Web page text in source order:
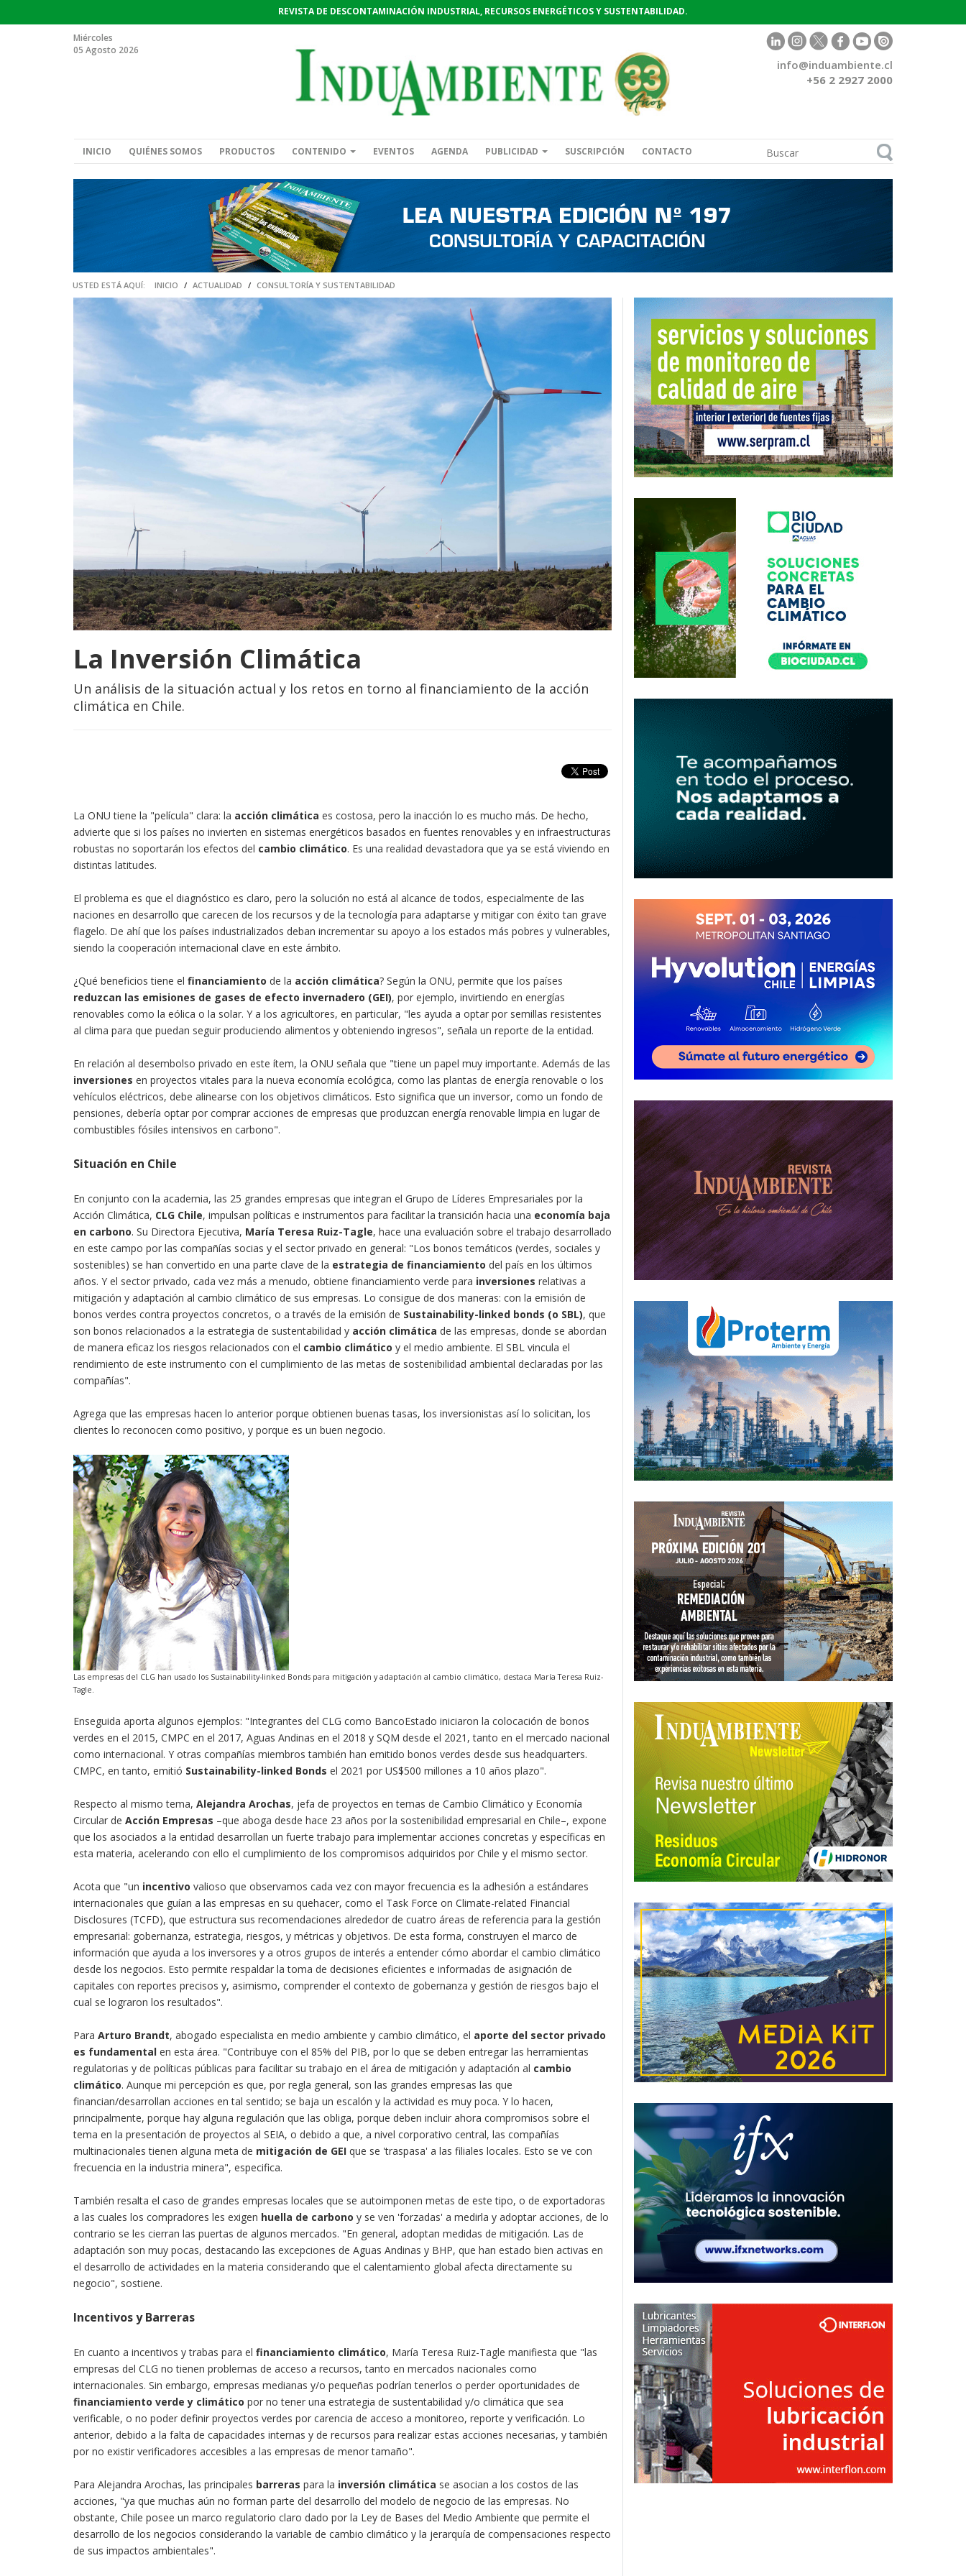
REVISTA DE DESCONTAMINACIÓN INDUSTRIAL, RECURSOS ENERGÉTICOS Y SUSTENTABILIDAD.
Miércoles
05 Agosto 2026
info@induambiente.cl
+56 2 2927 2000
INICIO QUIÉNES SOMOS PRODUCTOS CONTENIDO EVENTOS AGENDA PUBLICIDAD SUSCRIPCIÓN CONTACTO
USTED ESTÁ AQUÍ: INICIO / ACTUALIDAD / CONSULTORÍA Y SUSTENTABILIDAD
La Inversión Climática
Un análisis de la situación actual y los retos en torno al financiamiento de la acción
climática en Chile.
La ONU tiene la "película" clara: la acción climática es costosa, pero la inacción lo es mucho más. De hecho,
advierte que si los países no invierten en sistemas energéticos basados en fuentes renovables y en infraestructuras
robustas no soportarán los efectos del cambio climático. Es una realidad devastadora que ya se está viviendo en
distintas latitudes.
El problema es que el diagnóstico es claro, pero la solución no está al alcance de todos, especialmente de las
naciones en desarrollo que carecen de los recursos y de la tecnología para adaptarse y mitigar con éxito tan grave
flagelo. De ahí que los países industrializados deban incrementar su apoyo a los estados más pobres y vulnerables,
siendo la cooperación internacional clave en este ámbito.
¿Qué beneficios tiene el financiamiento de la acción climática? Según la ONU, permite que los países
reduzcan las emisiones de gases de efecto invernadero (GEI), por ejemplo, invirtiendo en energías
renovables como la eólica o la solar. Y a los agricultores, en particular, "les ayuda a optar por semillas resistentes
al clima para que puedan seguir produciendo alimentos y obteniendo ingresos", señala un reporte de la entidad.
En relación al desembolso privado en este ítem, la ONU señala que "tiene un papel muy importante. Además de las
inversiones en proyectos vitales para la nueva economía ecológica, como las plantas de energía renovable o los
vehículos eléctricos, debe alinearse con los objetivos climáticos. Esto significa que un inversor, como un fondo de
pensiones, debería optar por comprar acciones de empresas que produzcan energía renovable limpia en lugar de
combustibles fósiles intensivos en carbono".
Situación en Chile
En conjunto con la academia, las 25 grandes empresas que integran el Grupo de Líderes Empresariales por la
Acción Climática, CLG Chile, impulsan políticas e instrumentos para facilitar la transición hacia una economía baja
en carbono. Su Directora Ejecutiva, María Teresa Ruiz-Tagle, hace una evaluación sobre el trabajo desarrollado
en este campo por las compañías socias y el sector privado en general: "Los bonos temáticos (verdes, sociales y
sostenibles) se han convertido en una parte clave de la estrategia de financiamiento del país en los últimos
años. Y el sector privado, cada vez más a menudo, obtiene financiamiento verde para inversiones relativas a
mitigación y adaptación al cambio climático de sus empresas. Lo consigue de dos maneras: con la emisión de
bonos verdes contra proyectos concretos, o a través de la emisión de Sustainability-linked bonds (o SBL), que
son bonos relacionados a la estrategia de sustentabilidad y acción climática de las empresas, donde se abordan
de manera eficaz los riesgos relacionados con el cambio climático y el medio ambiente. El SBL vincula el
rendimiento de este instrumento con el cumplimiento de las metas de sostenibilidad ambiental declaradas por las
compañías".
Agrega que las empresas hacen lo anterior porque obtienen buenas tasas, los inversionistas así lo solicitan, los
clientes lo reconocen como positivo, y porque es un buen negocio.
Las empresas del CLG han usado los Sustainability-linked Bonds para mitigación y adaptación al cambio climático, destaca María Teresa Ruiz-
Tagle.
Enseguida aporta algunos ejemplos: "Integrantes del CLG como BancoEstado iniciaron la colocación de bonos
verdes en el 2015, CMPC en el 2017, Aguas Andinas en el 2018 y SQM desde el 2021, tanto en el mercado nacional
como internacional. Y otras compañías miembros también han emitido bonos verdes desde sus headquarters.
CMPC, en tanto, emitió Sustainability-linked Bonds el 2021 por US$500 millones a 10 años plazo".
Respecto al mismo tema, Alejandra Arochas, jefa de proyectos en temas de Cambio Climático y Economía
Circular de Acción Empresas –que aboga desde hace 23 años por la sostenibilidad empresarial en Chile–, expone
que los asociados a la entidad desarrollan un fuerte trabajo para implementar acciones concretas y específicas en
esta materia, acelerando con ello el cumplimiento de los compromisos adquiridos por Chile y el mismo sector.
Acota que "un incentivo valioso que observamos cada vez con mayor frecuencia es la adhesión a estándares
internacionales que guían a las empresas en su quehacer, como el Task Force on Climate-related Financial
Disclosures (TCFD), que estructura sus recomendaciones alrededor de cuatro áreas de referencia para la gestión
empresarial: gobernanza, estrategia, riesgos, y métricas y objetivos. De esta forma, construyen el marco de
información que ayuda a los inversores y a otros grupos de interés a entender cómo abordar el cambio climático
desde los negocios. Esto permite respaldar la toma de decisiones eficientes e informadas de asignación de
capitales con reportes precisos y, asimismo, comprender el contexto de gobernanza y gestión de riesgos bajo el
cual se lograron los resultados".
Para Arturo Brandt, abogado especialista en medio ambiente y cambio climático, el aporte del sector privado
es fundamental en esta área. "Contribuye con el 85% del PIB, por lo que se deben entregar las herramientas
regulatorias y de políticas públicas para facilitar su trabajo en el área de mitigación y adaptación al cambio
climático. Aunque mi percepción es que, por regla general, son las grandes empresas las que
financian/desarrollan acciones en tal sentido; se baja un escalón y la actividad es muy poca. Y lo hacen,
principalmente, porque hay alguna regulación que las obliga, porque deben incluir ahora compromisos sobre el
tema en la presentación de proyectos al SEIA, o debido a que, a nivel corporativo central, las compañías
multinacionales tienen alguna meta de mitigación de GEI que se 'traspasa' a las filiales locales. Esto se ve con
frecuencia en la industria minera", especifica.
También resalta el caso de grandes empresas locales que se autoimponen metas de este tipo, o de exportadoras
a las cuales los compradores les exigen huella de carbono y se ven 'forzadas' a medirla y adoptar acciones, de lo
contrario se les cierran las puertas de algunos mercados. "En general, adoptan medidas de mitigación. Las de
adaptación son muy pocas, destacando las excepciones de Aguas Andinas y BHP, que han estado bien activas en
el desarrollo de actividades en la materia considerando que el calentamiento global afecta directamente su
negocio", sostiene.
Incentivos y Barreras
En cuanto a incentivos y trabas para el financiamiento climático, María Teresa Ruiz-Tagle manifiesta que "las
empresas del CLG no tienen problemas de acceso a recursos, tanto en mercados nacionales como
internacionales. Sin embargo, empresas medianas y/o pequeñas podrían tenerlos o perder oportunidades de
financiamiento verde y climático por no tener una estrategia de sustentabilidad y/o climática que sea
verificable, o no poder definir proyectos verdes por carencia de acceso a monitoreo, reporte y verificación. Lo
anterior, debido a la falta de capacidades internas y de recursos para realizar estas acciones necesarias, y también
por no existir verificadores accesibles a las empresas de menor tamaño".
Para Alejandra Arochas, las principales barreras para la inversión climática se asocian a los costos de las
acciones, "ya que muchas aún no forman parte del desarrollo del modelo de negocio de las empresas. No
obstante, Chile posee un marco regulatorio claro dado por la Ley de Bases del Medio Ambiente que permite el
desarrollo de los negocios considerando la variable de cambio climático y la jerarquía de compensaciones respecto
de sus impactos ambientales".